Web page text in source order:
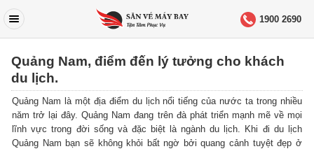
1900 2690
Quảng Nam, điểm đến lý tưởng cho khách
du lịch.
Quảng Nam là một địa điểm du lịch nổi tiếng của nước ta trong nhiều
năm trở lại đây. Quảng Nam đang trên đà phát triển mạnh mẽ về mọi
lĩnh vực trong đời sống và đặc biệt là ngành du lịch. Khi đi du lịch
Quảng Nam bạn sẽ không khỏi bất ngờ bởi quang cảnh tuyệt đẹp ở